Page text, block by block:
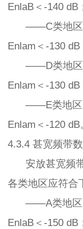
EnlaB＜-140 dB
——C类地区：
Enlam＜-130 dB
——D类地区：
Enlam＜-130 dB
——E类地区：
Enlam＜-120 dB
4.3.4 甚宽频带
安放甚宽频带
各类地区应符合
——A类地区：
EnlaB＜-150 dB